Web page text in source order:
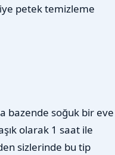
petek temizleme
bazende soğuk bir eve
olarak 1 saat ile
sizlerinde bu tip